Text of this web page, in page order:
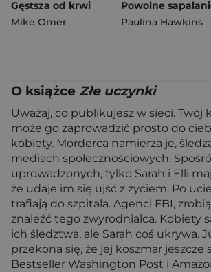
Gęstsza od krwi
Mike Omer
Powolne
Paulina Hawkins
O książce Złe uczynki
Uważaj, co publikujesz w sieci. Twój
może go zaprowadzić prosto do
kobiety. Morderca namierza je,
mediach społecznościowych.
uprowadzonych, tylko Sarah i Elli
że udaje im się ujść z życiem. Po
trafiają do szpitala. Agenci FBI,
znaleźć tego zwyrodnialca. Kobiety
ich śledztwa, ale Sarah coś ukrywa.
przekona się, że jej koszmar jeszcze
Bestseller Washington Post i